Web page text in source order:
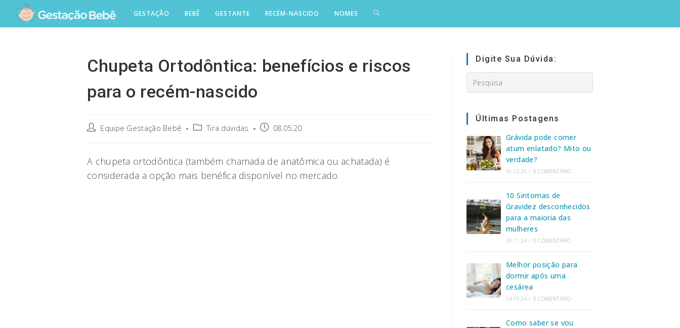
content
GESTAÇÃO BEBÊ GESTANTE RECÉM-NASCIDO NOMES
Chupeta Ortodôntica: benefícios e riscos
para o recém-nascido
PostEquipe Gestação Bebê
PostTira dúvidas
Post08.05.20
A chupeta ortodôntica (também chamada de anatômica ou achatada) é
considerada a opção mais benéfica disponível no mercado.
Digite Sua Dúvida:
this
Últimas Postagens
Grávida pode comer
atum enlatado? Mito ou
verdade?
06.03.25 / 0 COMENTÁRIO
10 Sintomas de
Gravidez desconhecidos
para a maioria das
mulheres
08.11.24 / 0 COMENTÁRIO
Melhor posição para
dormir após uma
cesárea
04.09.24 / 0 COMENTÁRIO
Como saber se vou